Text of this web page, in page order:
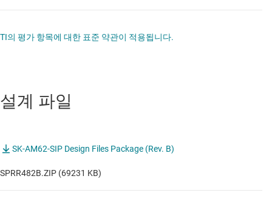
TI의 평가 항목에 대한 표준 약관이 적용됩니다.
설계 파일
SK-AM62-SIP Design Files Package (Rev. B)
SPRR482B.ZIP (69231 KB)